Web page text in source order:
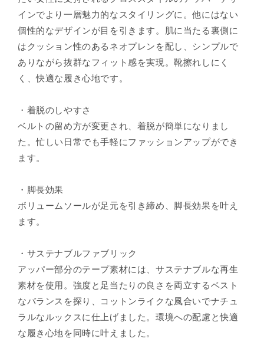
インでより一層魅力的なスタイリングに。他にはない
個性的なデザインが目を引きます。肌に当たる裏側に
はクッション性のあるネオプレンを配し、シンプルで
ありながら抜群なフィット感を実現。靴擦れしにく
く、快適な履き心地です。
・着脱のしやすさ
ベルトの留め方が変更され、着脱が簡単になりまし
た。忙しい日常でも手軽にファッションアップができ
ます。
・脚長効果
ボリュームソールが足元を引き締め、脚長効果を叶え
ます。
・サステナブルファブリック
アッパー部分のテープ素材には、サステナブルな再生
素材を使用。強度と足当たりの良さを両立するベスト
なバランスを探り、コットンライクな風合いでナチュ
ラルなルックスに仕上げました。環境への配慮と快適
な履き心地を同時に叶えました。